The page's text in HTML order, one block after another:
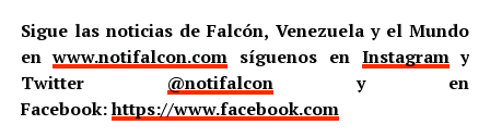
Sigue las noticias de Falcón, Venezuela y el Mundo
enwww.notifalcon.com síguenos en Instagramy
Twitter @notifalcony en
Facebook:https://www.facebook.com